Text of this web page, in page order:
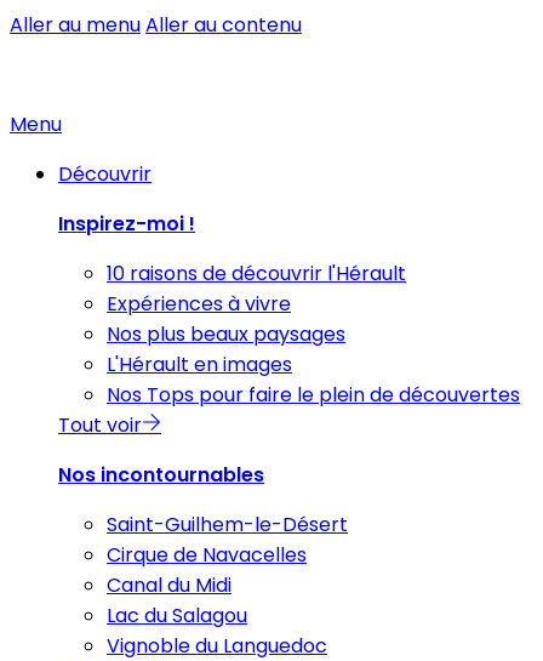
Aller au menuAller au contenu
Menu
Découvrir
Inspirez-moi !
10 raisons de découvrir l'Hérault
Expériences à vivre
Nos plus beaux paysages
L'Hérault en images
Nos Tops pour faire le plein de découvertes
Tout voir
Nos incontournables
Saint-Guilhem-le-Désert
Cirque de Navacelles
Canal du Midi
Lac du Salagou
Vignoble du Languedoc